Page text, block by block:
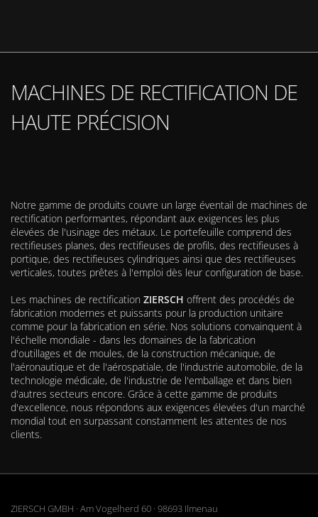
MACHINES DE RECTIFICATION DE
HAUTE PRÉCISION
Notre gamme de produits couvre un large éventail de machines de
rectification performantes, répondant aux exigences les plus
élevées de l'usinage des métaux. Le portefeuille comprend des
rectifieuses planes, des rectifieuses de profils, des rectifieuses à
portique, des rectifieuses cylindriques ainsi que des rectifieuses
verticales, toutes prêtes à l'emploi dès leur configuration de base.
Les machines de rectification ZIERSCH offrent des procédés de
fabrication modernes et puissants pour la production unitaire
comme pour la fabrication en série. Nos solutions convainquent à
l'échelle mondiale - dans les domaines de la fabrication
d'outillages et de moules, de la construction mécanique, de
l'aéronautique et de l'aérospatiale, de l'industrie automobile, de la
technologie médicale, de l'industrie de l'emballage et dans bien
d'autres secteurs encore. Grâce à cette gamme de produits
d'excellence, nous répondons aux exigences élevées d'un marché
mondial tout en surpassant constamment les attentes de nos
clients.
ZIERSCH GMBH · Am Vogelherd 60 · 98693 Ilmenau